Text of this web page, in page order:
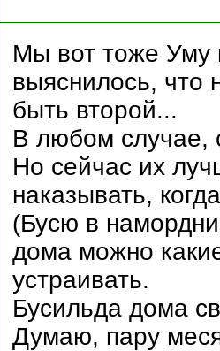
Мы вот тоже Уму
выяснилось, что
быть второй...
В любом случае,
Но сейчас их
наказывать,
(Бусю в
дома можно
устраивать.
Бусильда дома
Думаю, пару